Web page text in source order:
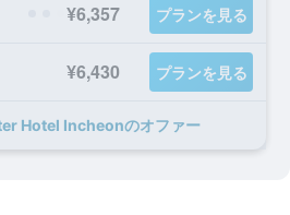
¥6,357 プランを見る
¥6,430 プランを見る
Hotel Incheonのオファー